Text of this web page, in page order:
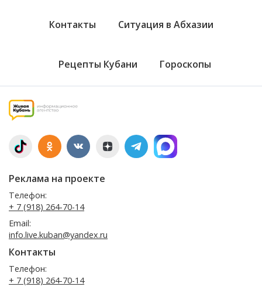
Контакты Ситуация в Абхазии
Рецепты Кубани Гороскопы
Реклама на проекте
Телефон:
+ 7 (918) 264-70-14
Email:
info.live.kuban@yandex.ru
Контакты
Телефон:
+ 7 (918) 264-70-14